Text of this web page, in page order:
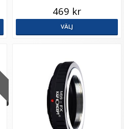
469 kr
VÄLJ